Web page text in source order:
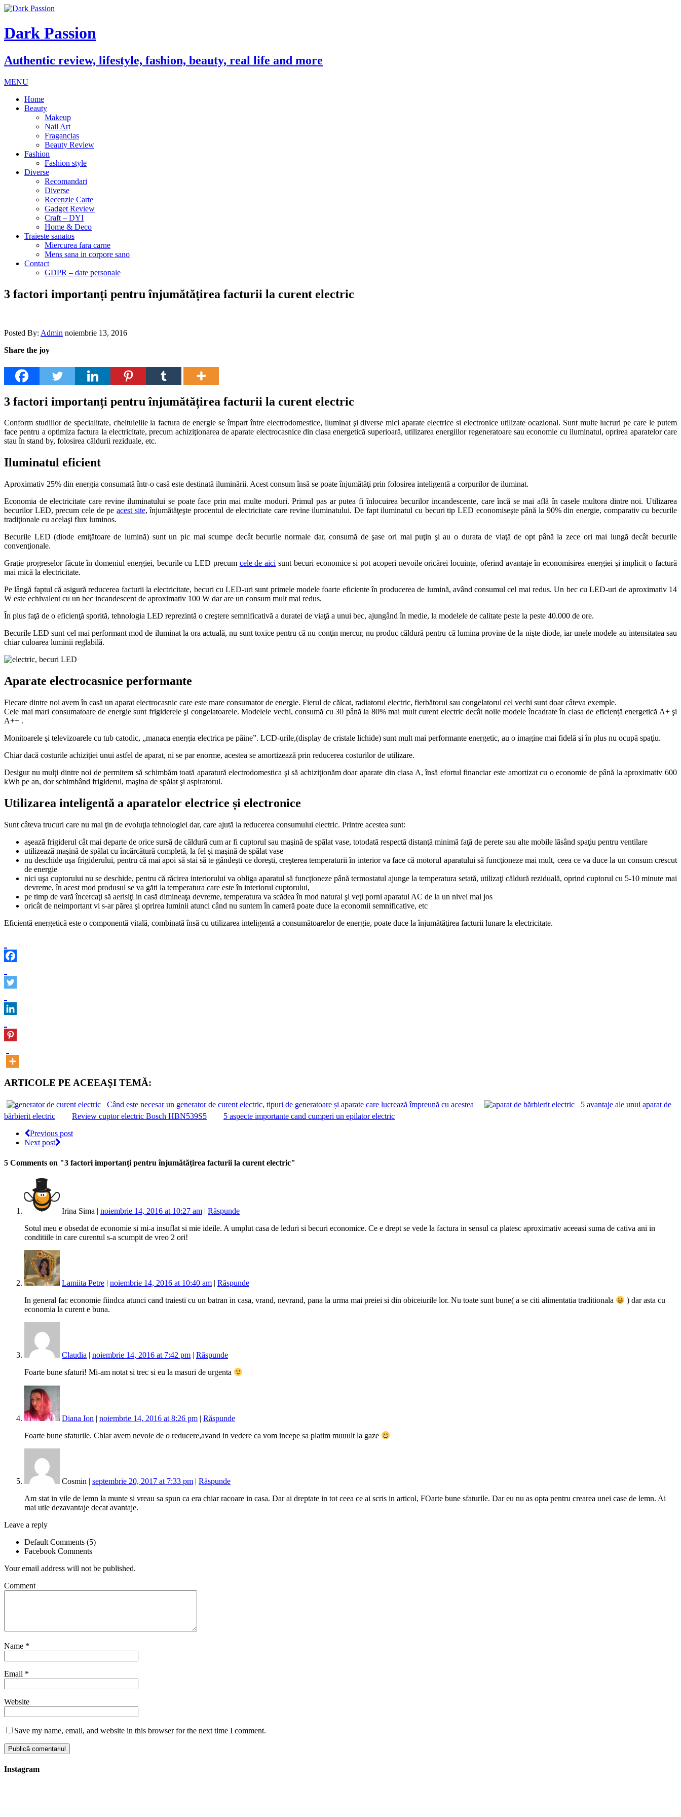
Dark Passion
Authentic review, lifestyle, fashion, beauty, real life and more
MENU
Home
Beauty
Makeup
Nail Art
Fragancias
Beauty Review
Fashion
Fashion style
Diverse
Recomandari
Diverse
Recenzie Carte
Gadget Review
Craft – DYI
Home & Deco
Traieste sanatos
Miercurea fara carne
Mens sana in corpore sano
Contact
GDPR – date personale
3 factori importanți pentru înjumătățirea facturii la curent electric
Posted By: Admin noiembrie 13, 2016
Share the joy
3 factori importanți pentru înjumătățirea facturii la curent electric
Conform studiilor de specialitate, cheltuielile la factura de energie se împart între electrodomestice, iluminat şi diverse mici aparate electrice si electronice utilizate ocazional. Sunt multe lucruri pe care le putem
face pentru a optimiza factura la electricitate, precum achiziţionarea de aparate electrocasnice din clasa energetică superioară, utilizarea energiilor regeneratoare sau economie cu iluminatul, oprirea aparatelor care
stau în stand by, folosirea căldurii reziduale, etc.
Iluminatul eficient
Aproximativ 25% din energia consumată într-o casă este destinată iluminării. Acest consum însă se poate înjumătăţi prin folosirea inteligentă a corpurilor de iluminat.
Economia de electricitate care revine iluminatului se poate face prin mai multe moduri. Primul pas ar putea fi înlocuirea becurilor incandescente, care încă se mai află în casele multora dintre noi. Utilizarea
becurilor LED, precum cele de pe acest site, înjumătăţeşte procentul de electricitate care revine iluminatului. De fapt iluminatul cu becuri tip LED economiseşte până la 90% din energie, comparativ cu becurile
tradiţionale cu acelaşi flux luminos.
Becurile LED (diode emiţătoare de lumină) sunt un pic mai scumpe decât becurile normale dar, consumă de şase ori mai puţin şi au o durata de viaţă de opt până la zece ori mai lungă decât becurile
convenţionale.
Graţie progreselor făcute în domeniul energiei, becurile cu LED precum cele de aici sunt becuri economice si pot acoperi nevoile oricărei locuinţe, oferind avantaje în economisirea energiei şi implicit o factură
mai mică la electricitate.
Pe lângă faptul că asigură reducerea facturii la electricitate, becuri cu LED-uri sunt primele modele foarte eficiente în producerea de lumină, având consumul cel mai redus. Un bec cu LED-uri de aproximativ 14
W este echivalent cu un bec incandescent de aproximativ 100 W dar are un consum mult mai redus.
În plus faţă de o eficienţă sporită, tehnologia LED reprezintă o creştere semnificativă a duratei de viaţă a unui bec, ajungând în medie, la modelele de calitate peste la peste 40.000 de ore.
Becurile LED sunt cel mai performant mod de iluminat la ora actuală, nu sunt toxice pentru că nu conţin mercur, nu produc căldură pentru că lumina provine de la nişte diode, iar unele modele au intensitatea sau
chiar culoarea luminii reglabilă.
Aparate electrocasnice performante
Fiecare dintre noi avem în casă un aparat electrocasnic care este mare consumator de energie. Fierul de călcat, radiatorul electric, fierbătorul sau congelatorul cel vechi sunt doar câteva exemple.
Cele mai mari consumatoare de energie sunt frigiderele şi congelatoarele. Modelele vechi, consumă cu 30 până la 80% mai mult curent electric decât noile modele încadrate în clasa de eficiență energetică A+ şi
A++ .
Monitoarele şi televizoarele cu tub catodic, „manaca energia electrica pe pâine”. LCD-urile,(display de cristale lichide) sunt mult mai performante energetic, au o imagine mai fidelă şi în plus nu ocupă spaţiu.
Chiar dacă costurile achiziţiei unui astfel de aparat, ni se par enorme, acestea se amortizează prin reducerea costurilor de utilizare.
Desigur nu mulţi dintre noi de permitem să schimbăm toată aparatură electrodomestica şi să achiziţionăm doar aparate din clasa A, însă efortul financiar este amortizat cu o economie de până la aproximativ 600
kWh pe an, dor schimbând frigiderul, maşina de spălat şi aspiratorul.
Utilizarea inteligentă a aparatelor electrice și electronice
Sunt câteva trucuri care nu mai ţin de evoluţia tehnologiei dar, care ajută la reducerea consumului electric. Printre acestea sunt:
aşează frigiderul cât mai departe de orice sursă de căldură cum ar fi cuptorul sau maşină de spălat vase, totodată respectă distanţă minimă faţă de perete sau alte mobile lăsând spaţiu pentru ventilare
utilizează maşină de spălat cu încărcătură completă, la fel şi maşină de spălat vase
nu deschide uşa frigiderului, pentru că mai apoi să stai să te gândeşti ce doreşti, creşterea temperaturii în interior va face că motorul aparatului să funcţioneze mai mult, ceea ce va duce la un consum crescut
de energie
nici uşa cuptorului nu se deschide, pentru că răcirea interiorului va obliga aparatul să funcţioneze până termostatul ajunge la temperatura setată, utilizaţi căldură reziduală, oprind cuptorul cu 5-10 minute mai
devreme, în acest mod produsul se va găti la temperatura care este în interiorul cuptorului,
pe timp de vară încercaţi să aerisiţi in casă dimineaţa devreme, temperatura va scădea în mod natural şi veţi porni aparatul AC de la un nivel mai jos
oricât de neimportant vi s-ar părea şi oprirea luminii atunci când nu suntem în cameră poate duce la economii semnificative, etc
Eficientă energetică este o componentă vitală, combinată însă cu utilizarea inteligentă a consumătoarelor de energie, poate duce la înjumătăţirea facturii lunare la electricitate.
ARTICOLE PE ACEEAŞI TEMĂ:
Când este necesar un generator de curent electric, tipuri de generatoare și aparate care lucrează împreună cu acestea
5 avantaje ale unui aparat de
bărbierit electric
Review cuptor electric Bosch HBN539S5
5 aspecte importante cand cumperi un epilator electric
Previous post
Next post
5 Comments on "3 factori importanți pentru înjumătățirea facturii la curent electric"
Irina Sima | noiembrie 14, 2016 at 10:27 am | Răspunde
Sotul meu e obsedat de economie si mi-a insuflat si mie ideile. A umplut casa de leduri si becuri economice. Ce e drept se vede la factura in sensul ca platesc aproximativ aceeasi suma de cativa ani in
conditiile in care curentul s-a scumpit de vreo 2 ori!
Lamiita Petre | noiembrie 14, 2016 at 10:40 am | Răspunde
In general fac economie fiindca atunci cand traiesti cu un batran in casa, vrand, nevrand, pana la urma mai preiei si din obiceiurile lor. Nu toate sunt bune( a se citi alimentatia traditionala
) dar asta cu
economia la curent e buna.
Claudia | noiembrie 14, 2016 at 7:42 pm | Răspunde
Foarte bune sfaturi! Mi-am notat si trec si eu la masuri de urgenta
Diana Ion | noiembrie 14, 2016 at 8:26 pm | Răspunde
Foarte bune sfaturile. Chiar avem nevoie de o reducere,avand in vedere ca vom incepe sa platim muuult la gaze
Cosmin | septembrie 20, 2017 at 7:33 pm | Răspunde
Am stat in vile de lemn la munte si vreau sa spun ca era chiar racoare in casa. Dar ai dreptate in tot ceea ce ai scris in articol, FOarte bune sfaturile. Dar eu nu as opta pentru crearea unei case de lemn. Ai
mai utle dezavantaje decat avantaje.
Leave a reply
Default Comments (5)
Facebook Comments
Your email address will not be published.
Comment
Name *
Email *
Website
Save my name, email, and website in this browser for the next time I comment.
Instagram